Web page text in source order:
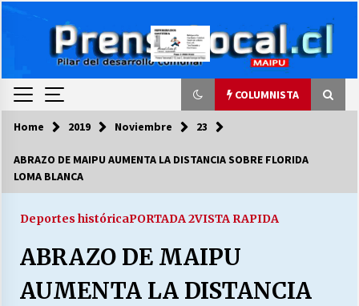
COLUMNISTA
COLUMNISTA
03/08/2026
LA DC POR SIEMPRE.RECORDANDO 69 AÑOS DE
28/07/2026
Home 2019 Noviembre 23
ABRAZO DE MAIPU AUMENTA LA DISTANCIA SOBRE FLORIDA
LOMA BLANCA
Deportes históricaPORTADA 2VISTA RAPIDA
ABRAZO DE MAIPU
AUMENTA LA DISTANCIA